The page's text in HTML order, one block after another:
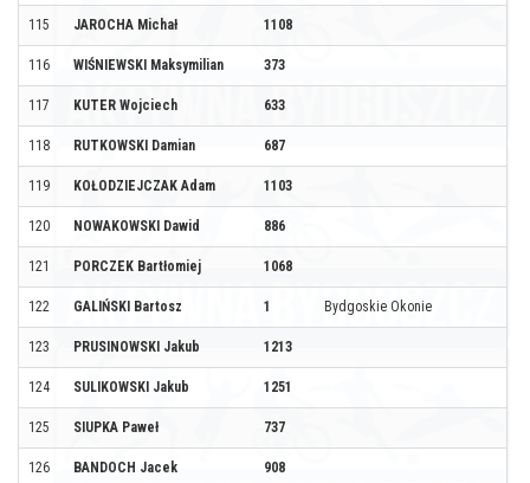
115 JAROCHA Michał 1108
116 WIŚNIEWSKI Maksymilian 373
117 KUTER Wojciech 633
118 RUTKOWSKI Damian 687
119 KOŁODZIEJCZAK Adam 1103
120 NOWAKOWSKI Dawid 886
121 PORCZEK Bartłomiej 1068
122 GALIŃSKI Bartosz 1 Bydgoskie Okonie
123 PRUSINOWSKI Jakub 1213
124 SULIKOWSKI Jakub 1251
125 SIUPKA Paweł 737
126 BANDOCH Jacek 908